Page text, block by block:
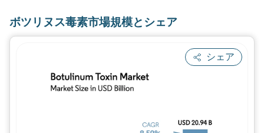
ボツリヌス毒素市場規模とシェア
シェア